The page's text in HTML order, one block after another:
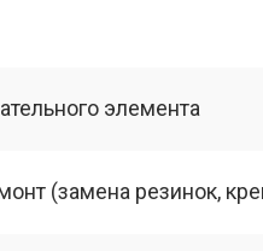
элемента
(замена резинок,